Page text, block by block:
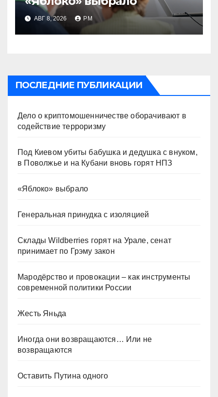
АВГ 8, 2026 РМ
ПОСЛЕДНИЕ ПУБЛИКАЦИИ
Дело о криптомошенничестве оборачивают в
содействие терроризму
Под Киевом убиты бабушка и дедушка с внуком,
в Поволжье и на Кубани вновь горят НПЗ
«Яблоко» выбрало
Генеральная принудка с изоляцией
Склады Wildberries горят на Урале, сенат
принимает по Грэму закон
Мародёрство и провокации – как инструменты
современной политики России
Жесть Яньда
Иногда они возвращаются… Или не
возвращаются
Оставить Путина одного